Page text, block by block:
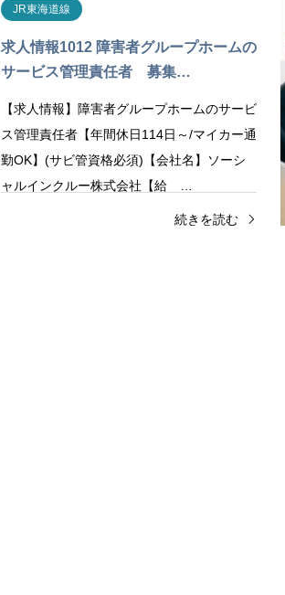
JR東海道線
求人情報1012 障害者グループホームの
サービス管理責任者 募集…
【求人情報】障害者グループホームのサービ
ス管理責任者【年間休日114日～/マイカー通
勤OK】(サビ管資格必須)【会社名】ソーシ
ャルインクルー株式会社【給 …
続きを読む